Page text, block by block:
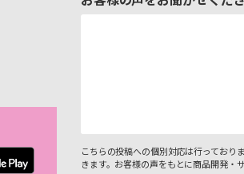
こちらの投稿への個別対応は行っており
きます。お客様の声をもとに商品開発・